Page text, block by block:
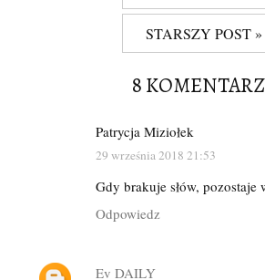
STARSZY POST »
8
Patrycja Miziołek
29 września 2018 21:53
Gdy brakuje słów, pozostaje
Odpowiedz
Ev DAILY